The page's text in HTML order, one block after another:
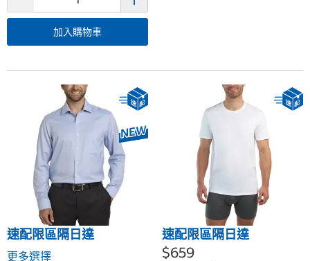
加入購物車
速配限區隔日達
更多選擇
速配限區隔日達
$659